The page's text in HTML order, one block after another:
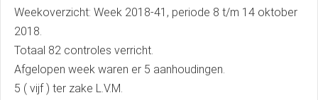
Weekoverzicht: Week 2018-41, periode 8 t/m 14 oktober
2018.
Totaal 82 controles verricht.
Afgelopen week waren er 5 aanhoudingen.
5 ( vijf ) ter zake L.V.M.